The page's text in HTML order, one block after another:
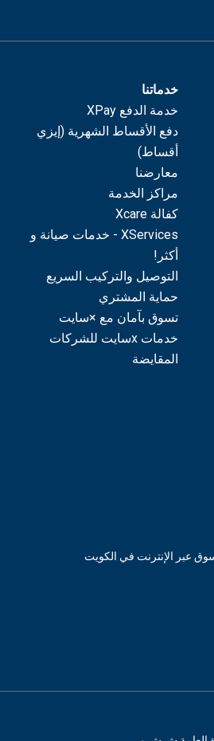
خدماتنا
خدمة الدفع XPay
دفع الأقساط الشهرية (إيزي
أقساط)
معارضنا
مراكز الخدمة
كفالة Xcare
XServices - خدمات صيانة و
أكثر!
التوصيل والتركيب السريع
حماية المشتري
تسوق بآمان مع ×سايت
خدمات xسايت للشركات
المقايضة
عبر الإنترنت في الكويت